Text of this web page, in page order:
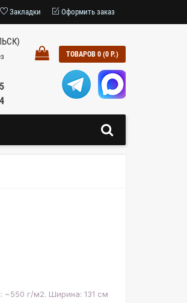
Закладки Оформить заказ
ТОВАРОВ 0 (0 Р.)
~550 г/м2. Ширина: 131 см